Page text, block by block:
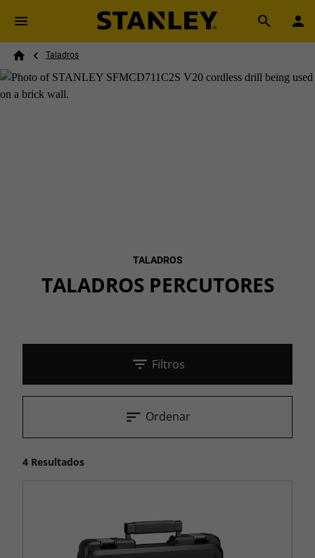
Skip to main content
Search
Breadcrumb
Taladros
TALADROS
TALADROS PERCUTORES
Filtros
4 Resultados
Ordenar